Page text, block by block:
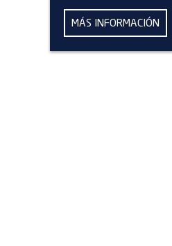
MÁS INFORMACIÓN